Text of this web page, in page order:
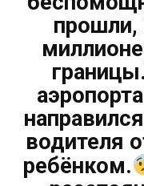
прошли,
водителя
ребёнком.